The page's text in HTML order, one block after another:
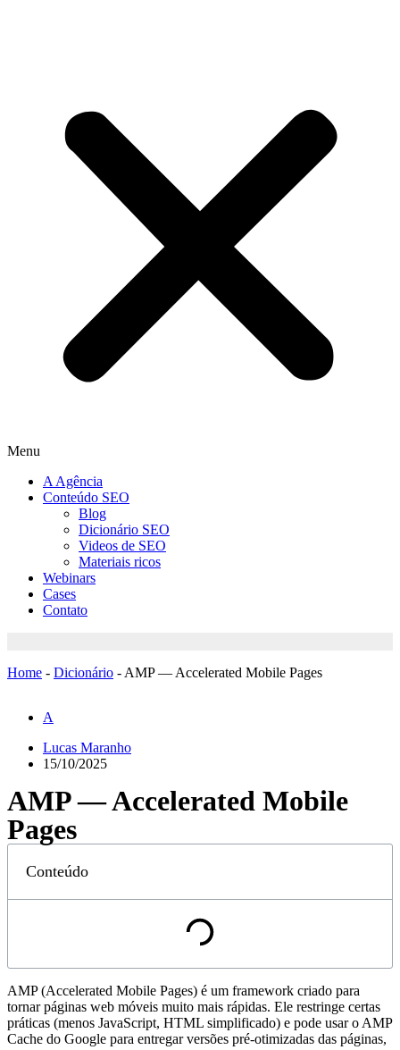
Menu
A Agência
Conteúdo SEO
Blog
Dicionário SEO
Videos de SEO
Materiais ricos
Webinars
Cases
Contato
Home - Dicionário -AMP — Accelerated Mobile Pages
A
Lucas Maranho
15/10/2025
AMP — Accelerated Mobile
Pages
Conteúdo
AMP (Accelerated Mobile Pages) é um framework criado para
tornar páginas web móveis muito mais rápidas. Ele restringe certas
práticas (menos JavaScript, HTML simplificado) e pode usar o AMP
Cache do Google para entregar versões pré-otimizadas das páginas,